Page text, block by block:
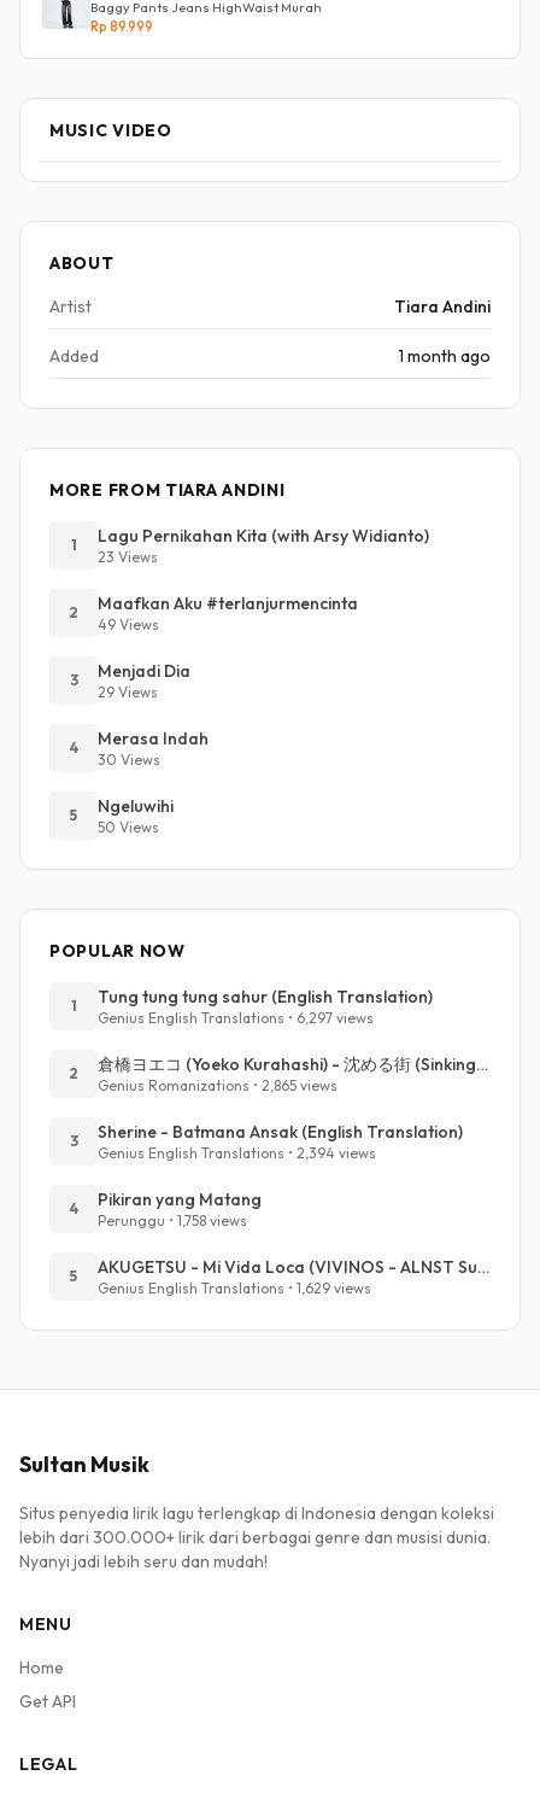
Baggy Pants Jeans HighWaist Murah
Rp 89.999
MUSIC VIDEO
ABOUT
Artist
Tiara Andini
Added 1 month ago
MORE FROM TIARA ANDINI
1 Lagu Pernikahan Kita (with Arsy Widianto)
23 Views
2 Maafkan Aku #terlanjurmencinta
49 Views
3 Menjadi Dia
29 Views
4 Merasa Indah
30 Views
5 Ngeluwihi
50 Views
POPULAR NOW
1 Tung tung tung sahur (English Translation)
Genius English Translations • 6,297 views
2 倉橋ヨエコ (Yoeko Kurahashi) - 沈める街 (Sinking Town) (Romanized)
Genius Romanizations • 2,865 views
3 Sherine - Batmana Ansak (English Translation)
Genius English Translations • 2,394 views
4 Pikiran yang Matang
Perunggu • 1,758 views
5 AKUGETSU - Mi Vida Loca (VIVINOS - ALNST Sub : Till Part.1)
Genius English Translations • 1,629 views
Sultan Musik
Situs penyedia lirik lagu terlengkap di Indonesia dengan koleksi
lebih dari 300.000+ lirik dari berbagai genre dan musisi dunia.
Nyanyi jadi lebih seru dan mudah!
MENU
Home
Get API
LEGAL